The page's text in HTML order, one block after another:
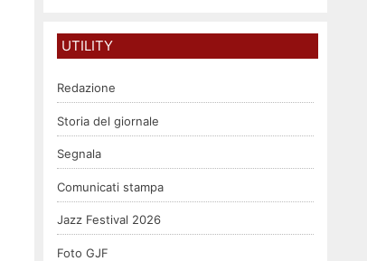
UTILITY
Redazione
Storia del giornale
Segnala
Comunicati stampa
Jazz Festival 2026
Foto GJF